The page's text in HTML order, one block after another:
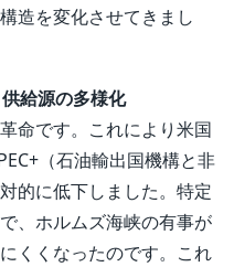
造を変化させてきまし
給源の多様化
命です。これにより米国
（石油輸出国機構と非
的に低下しました。特定
、ホルムズ海峡の有事が
くくなったのです。これ